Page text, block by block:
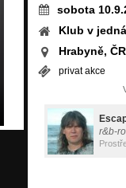
sobota
Klub v
Hrabyně, ČR
privat akce
r&b-